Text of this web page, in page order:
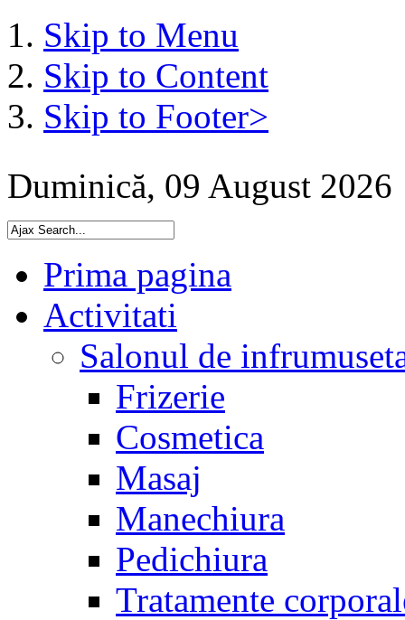
Skip to Menu
Skip to Content
Skip to Footer>
Duminică, 09 August 2026
Prima pagina
Activitati
Salonul de
Frizerie
Cosmetica
Masaj
Manechiura
Pedichiura
Tratamente